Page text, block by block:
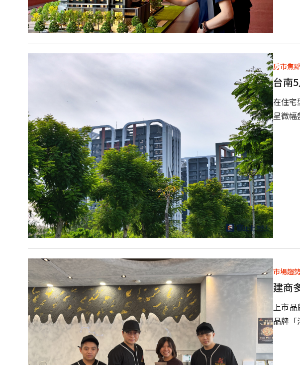
房市焦
台南
在住宅
呈微幅
市場趨勢
建商
上市
品牌「